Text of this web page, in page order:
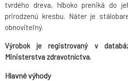
tvrdého dreva, hlboko preniká do
prirodzenú kresbu. Náter je
obnoviteľný.
Výrobok je registrovaný v
Ministerstva zdravotníctva.
Hlavné výhody